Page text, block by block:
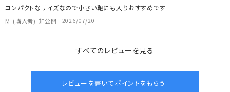
M 購入者 非公開 2026/07/20
コンパクトなサイズなので小さい鞄にも入りおすすめです
すべてのレビューを見る